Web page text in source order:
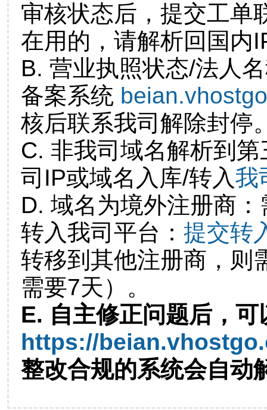
审核状态后，提交工单
在用的，请解析回国内
B. 营业执照状态/法人
备案系统
核后联系我司解除封停
C. 非我司域名解析到
司IP或域名入库/转入我
D. 域名为境外注册商
转入我司平台： 提交转
转移到其他注册商，则
需要7天）。
E. 自主修正问题后，可
https://
整改合规的系统会自动